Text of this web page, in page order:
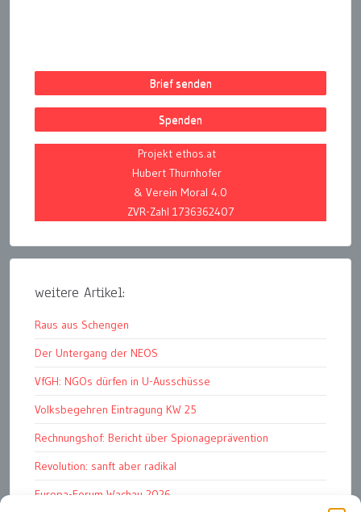
Brief senden
Spenden
Projekt ethos.at
Hubert Thurnhofer
& Verein Moral 4.0
ZVR-Zahl 1736362407
weitere Artikel:
Raus aus Schengen
Der Untergang der NEOS
VfGH: NGOs dürfen in U-Ausschüsse
Volksbegehren Eintragung KW 25
Rechnungshof: Bericht über Spionageprävention
Revolution: sanft aber radikal
Europa-Forum Wachau 2026